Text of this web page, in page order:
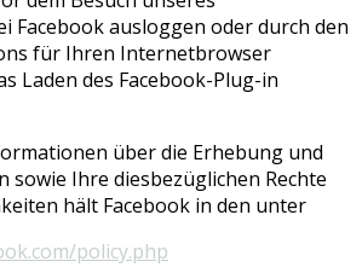
Facebook ausloggen oder durch den
für Ihren Internetbrowser
Laden des Facebook-Plug-in
über die Erhebung und
sowie Ihre diesbezüglichen Rechte
hält Facebook in den unter
policy.php